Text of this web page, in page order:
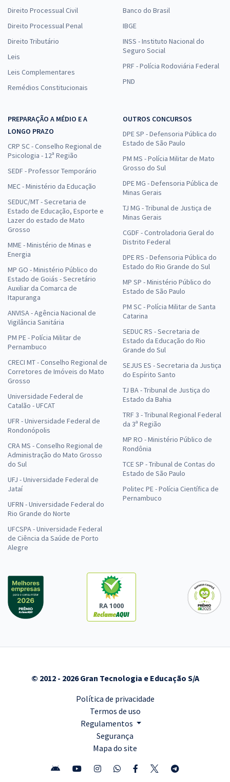
Direito Processual Civil
Direito Processual Penal
Direito Tributário
Leis
Leis Complementares
Remédios Constitucionais
Banco do Brasil
IBGE
INSS - Instituto Nacional do
Seguro Social
PRF - Polícia Rodoviária Federal
PND
PREPARAÇÃO A MÉDIO E A
LONGO PRAZO
CRP SC - Conselho Regional de
Psicologia - 12ª Região
SEDF - Professor Temporário
MEC - Ministério da Educação
SEDUC/MT - Secretaria de
Estado de Educação, Esporte e
Lazer do estado de Mato
Grosso
MME - Ministério de Minas e
Energia
MP GO - Ministério Público do
Estado de Goiás - Secretário
Auxiliar da Comarca de
Itapuranga
ANVISA - Agência Nacional de
Vigilância Sanitária
PM PE - Polícia Militar de
Pernambuco
CRECI MT - Conselho Regional de
Corretores de Imóveis do Mato
Grosso
Universidade Federal de
Catalão - UFCAT
UFR - Universidade Federal de
Rondonópolis
CRA MS - Conselho Regional de
Administração do Mato Grosso
do Sul
UFJ - Universidade Federal de
Jataí
UFRN - Universidade Federal do
Rio Grande do Norte
UFCSPA - Universidade Federal
de Ciência da Saúde de Porto
Alegre
OUTROS CONCURSOS
DPE SP - Defensoria Pública do
Estado de São Paulo
PM MS - Polícia Militar de Mato
Grosso do Sul
DPE MG - Defensoria Pública de
Minas Gerais
TJ MG - Tribunal de Justiça de
Minas Gerais
CGDF - Controladoria Geral do
Distrito Federal
DPE RS - Defensoria Pública do
Estado do Rio Grande do Sul
MP SP - Ministério Público do
Estado de São Paulo
PM SC - Polícia Militar de Santa
Catarina
SEDUC RS - Secretaria de
Estado da Educação do Rio
Grande do Sul
SEJUS ES - Secretaria da Justiça
do Espírito Santo
TJ BA - Tribunal de Justiça do
Estado da Bahia
TRF 3 - Tribunal Regional Federal
da 3ª Região
MP RO - Ministério Público de
Rondônia
TCE SP - Tribunal de Contas do
Estado de São Paulo
Politec PE - Polícia Científica de
Pernambuco
RA 1000
© 2012 - 2026 Gran Tecnologia e Educação S/A
Política de privacidade
Termos de uso
Regulamentos
Segurança
Mapa do site